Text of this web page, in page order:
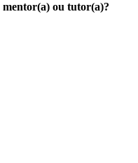
ou tutor(a)?